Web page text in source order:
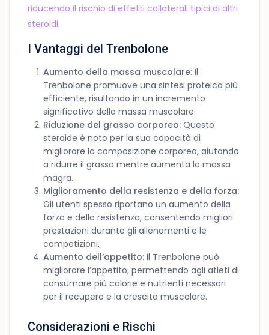
riducendo il rischio di effetti collaterali tipici di altri
steroidi.
I Vantaggi del Trenbolone
Aumento della massa muscolare: Il
Trenbolone promuove una sintesi proteica più
efficiente, risultando in un incremento
significativo della massa muscolare.
Riduzione del grasso corporeo: Questo
steroide è noto per la sua capacità di
migliorare la composizione corporea, aiutando
a ridurre il grasso mentre aumenta la massa
magra.
Miglioramento della resistenza e della forza:
Gli utenti spesso riportano un aumento della
forza e della resistenza, consentendo migliori
prestazioni durante gli allenamenti e le
competizioni.
Aumento dell’appetito: Il Trenbolone può
migliorare l’appetito, permettendo agli atleti di
consumare più calorie e nutrienti necessari
per il recupero e la crescita muscolare.
Considerazioni e Rischi